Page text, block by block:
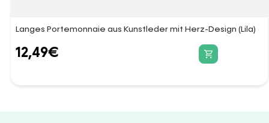
Langes Portemonnaie aus Kunstleder mit Herz-Design (Lila)
12,49€